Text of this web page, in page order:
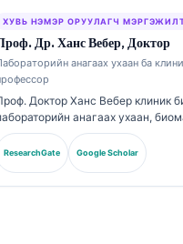
шинжилгээний талаар өргөнөөр
ХУВЬ НЭМЭР ОРУУЛАГЧ
Др. Ханс Вебер, Доктор
анагаах ухаан ба
Доктор Ханс Вебер клиник
анагаах ухаан,
судалгаанд 30+ жилийн
химийн нийгэмлэгийн
Chemistry)
ResearchGate Google Scholar